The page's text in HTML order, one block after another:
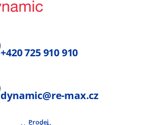
+420 725 910 910
dynamic@re-max.cz
Prodej